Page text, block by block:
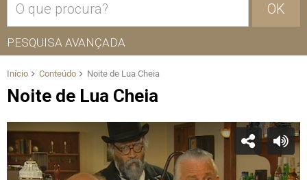
OK
PESQUISA AVANÇADA
Início Conteúdo Noite de Lua Cheia
Noite de Lua Cheia